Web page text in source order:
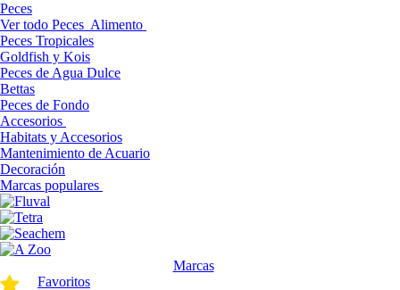
Peces
Ver todo Peces Alimento
Peces Tropicales
Goldfish y Kois
Peces de Agua Dulce
Bettas
Peces de Fondo
Accesorios
Habitats y Accesorios
Mantenimiento de Acuario
Decoración
Marcas populares
Marcas
Favoritos